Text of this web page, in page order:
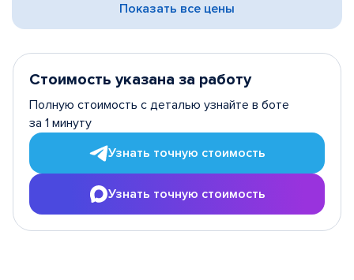
Показать все цены
Стоимость указана за работу
Полную стоимость с деталью узнайте в боте
за 1 минуту
Узнать точную стоимость
Узнать точную стоимость